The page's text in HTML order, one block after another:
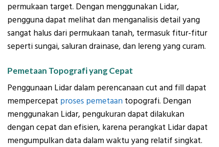
permukaan target. Dengan menggunakan Lidar,
pengguna dapat melihat dan menganalisis detail yang
sangat halus dari permukaan tanah, termasuk fitur-fitur
seperti sungai, saluran drainase, dan lereng yang curam.
Pemetaan Topografi yang Cepat
Penggunaan Lidar dalam perencanaan cut and fill dapat
mempercepat proses pemetaan topografi. Dengan
menggunakan Lidar, pengukuran dapat dilakukan
dengan cepat dan efisien, karena perangkat Lidar dapat
mengumpulkan data dalam waktu yang relatif singkat.